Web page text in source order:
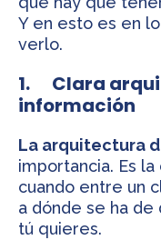
Y en esto es en
verlo.
1. Clara
información
La arquitectura
importancia. Es
cuando entre un
a dónde se ha
tú quieres.